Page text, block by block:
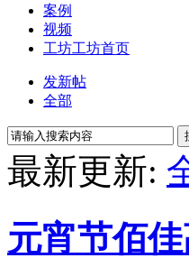
案例
视频
工坊工坊首页
发新帖
全部
最新更新:
元宵节佰